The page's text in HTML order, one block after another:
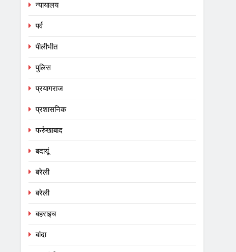
न्यायालय
पर्व
पीलीभीत
पुलिस
प्रयागराज
प्रशासनिक
फर्रुखाबाद
बदायूं
बरेली
बरेली
बहराइच
बांदा